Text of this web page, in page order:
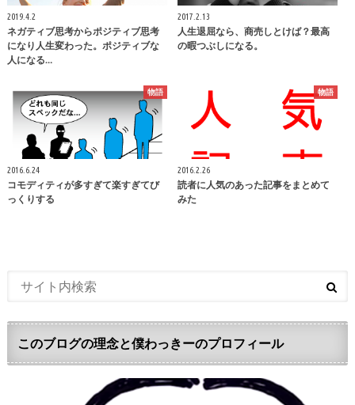
2019.4.2
ネガティブ思考からポジティブ思考
になり人生変わった。ポジティブな
人になる…
2017.2.13
人生退屈なら、商売しとけば？最高
の暇つぶしになる。
物語
2016.6.24
コモディティが多すぎて楽すぎてび
っくりする
物語
2016.2.26
読者に人気のあった記事をまとめて
みた
このブログの理念と僕わっきーのプロフィール